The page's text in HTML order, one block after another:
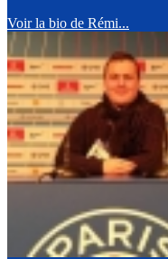
Voir la bio de Rémi...